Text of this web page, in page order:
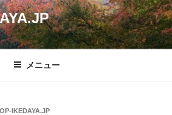
メニュー
IKEDAYA.JP